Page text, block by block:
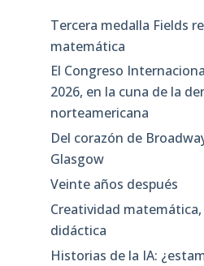
Tercera medalla Fields
matemática
El Congreso
2026, en la cuna de la
norteamericana
Del corazón de
Glasgow
Veinte años después
Creatividad
didáctica
Historias de la IA: